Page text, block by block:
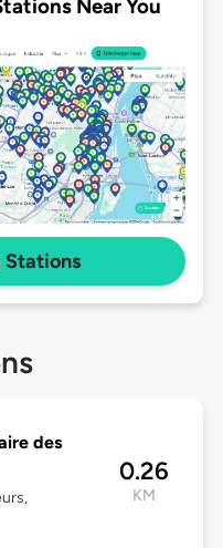
Near You
Stations
des
0.26
KM